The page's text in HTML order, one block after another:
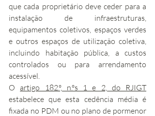
que cada proprietário deve ceder para a
instalação de infraestruturas,
equipamentos coletivos, espaços verdes
e outros espaços de utilização coletiva,
incluindo habitação pública, a custos
controlados ou para arrendamento
acessível.
O artigo 182.º, n.ºs 1 e 2, do RJIGT
estabelece que esta cedência média é
fixada no PDM ou no plano de pormenor